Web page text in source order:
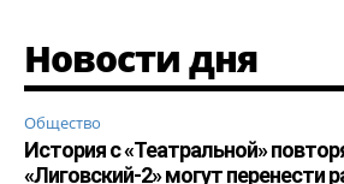
Новости дня
Общество
История с «Театральной»
«Лиговский-2» могут перенести